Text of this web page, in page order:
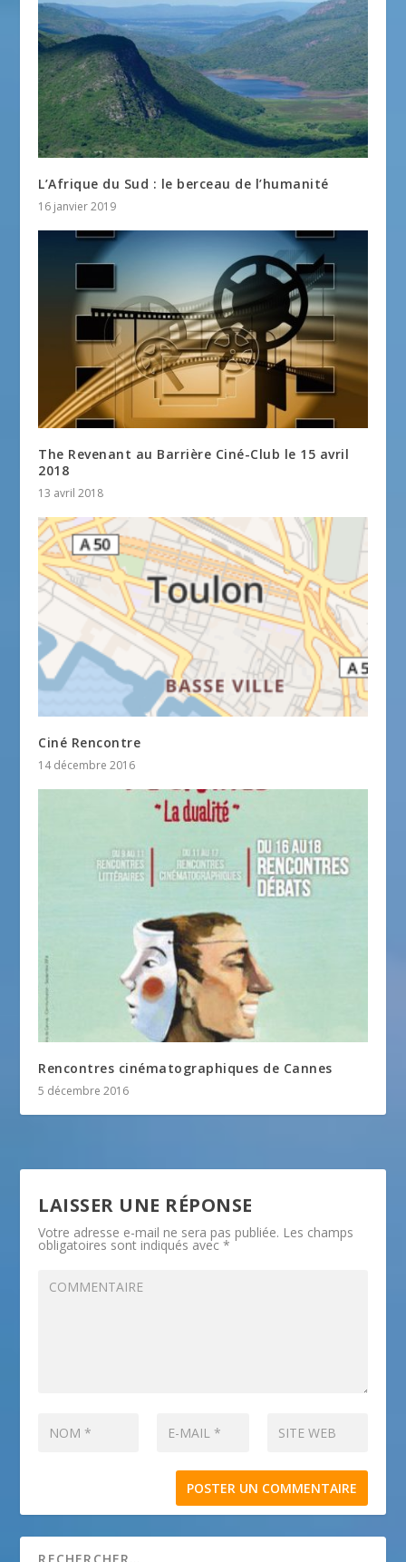
L’Afrique du Sud : le berceau de l’humanité
16 janvier 2019
The Revenant au Barrière Ciné-Club le 15 avril
2018
13 avril 2018
Ciné Rencontre
14 décembre 2016
Rencontres cinématographiques de Cannes
5 décembre 2016
LAISSER UNE RÉPONSE
Votre adresse e-mail ne sera pas publiée. Les champs
obligatoires sont indiqués avec*